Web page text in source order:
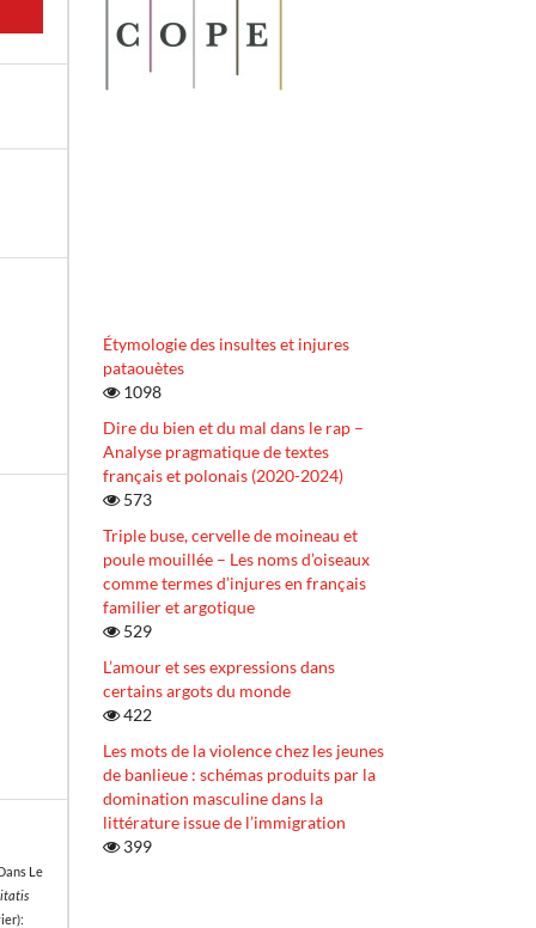
Le
Étymologie des insultes et injures
pataouètes
1098
Dire du bien et du mal dans le rap –
Analyse pragmatique de textes
français et polonais (2020-2024)
573
Triple buse, cervelle de moineau et
poule mouillée – Les noms d’oiseaux
comme termes d’injures en français
familier et argotique
529
L’amour et ses expressions dans
certains argots du monde
422
Les mots de la violence chez les jeunes
de banlieue : schémas produits par la
domination masculine dans la
littérature issue de l’immigration
399